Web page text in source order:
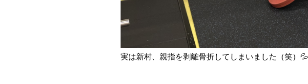
実は新村、親指を剥離骨折してしまいました（笑）💦